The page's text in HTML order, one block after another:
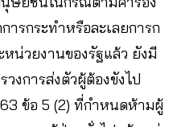
ารกระทำหรือละเลยการก
น่วยงานของรัฐแล้ว ยังมี
งการส่งตัวผู้ต้องขังไป
ข้อ 5 (2) ที่กำหนดห้ามผู้